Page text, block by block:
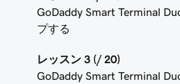
GoDaddy Smart Terminal
プする
レッスン 3 (/ 20)
GoDaddy Smart Terminal